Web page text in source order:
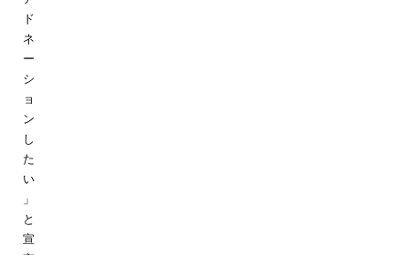
ド
ネ
ー
シ
ョ
ン
し
た
い
」
と
宣